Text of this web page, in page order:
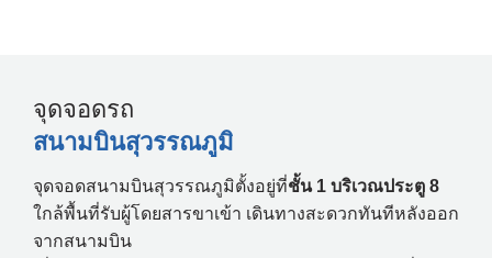
จุดจอดรถ
สนามบินสุวรรณภูมิ
จุดจอดสนามบินสุวรรณภูมิตั้งอยู่ที่ชั้น 1 บริเวณประตู 8
ใกล้พื้นที่รับผู้โดยสารขาเข้า เดินทางสะดวกทันทีหลังออก
จากสนามบิน